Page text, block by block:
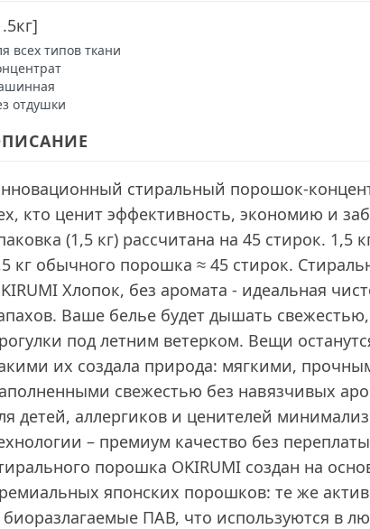
]
всех типов ткани
отдушки
стиральный порошок-
кто ценит эффективность, экономию и
(1,5 кг) рассчитана на 45 стирок. 1,5
кг обычного порошка ≈ 45 стирок.
Хлопок, без аромата - идеальная
Ваше белье будет дышать
под летним ветерком. Вещи
их создала природа: мягкими,
свежестью без навязчивых
детей, аллергиков и ценителей
– премиум качество без
порошка OKIRUMI создан на
японских порошков: те же
ПАВ, что используются в